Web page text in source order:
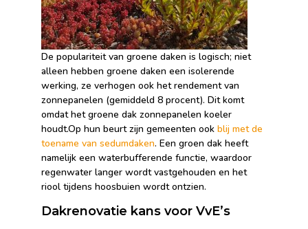
De populariteit van groene daken is logisch; niet
alleen hebben groene daken een isolerende
werking, ze verhogen ook het rendement van
zonnepanelen (gemiddeld 8 procent). Dit komt
omdat het groene dak zonnepanelen koeler
houdt.Op hun beurt zijn gemeenten ook blij met de
toename van sedumdaken. Een groen dak heeft
namelijk een waterbufferende functie, waardoor
regenwater langer wordt vastgehouden en het
riool tijdens hoosbuien wordt ontzien.
Dakrenovatie kans voor VvE’s